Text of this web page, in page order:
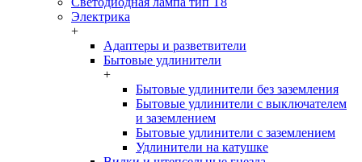
Электрика
+
Адаптеры и разветвители
Бытовые удлинители
+
Бытовые удлинители без заземления
Бытовые удлинители с выключателем
и заземлением
Бытовые удлинители с заземлением
Удлинители на катушке